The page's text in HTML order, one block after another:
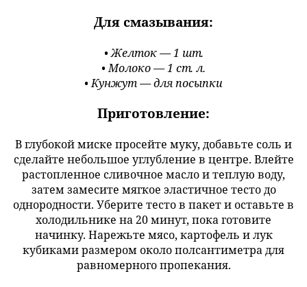
Для смазывания:
• Желток — 1 шт.
• Молоко — 1 ст. л.
• Кунжут — для посыпки
Приготовление:
В глубокой миске просейте муку, добавьте соль и
сделайте небольшое углубление в центре. Влейте
растопленное сливочное масло и теплую воду,
затем замесите мягкое эластичное тесто до
однородности. Уберите тесто в пакет и оставьте в
холодильнике на 20 минут, пока готовите
начинку. Нарежьте мясо, картофель и лук
кубиками размером около полсантиметра для
равномерного пропекания.